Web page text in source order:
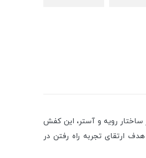
در ساختار رویه و آستر، این کفش
ارتقای تجربه راه رفتن در